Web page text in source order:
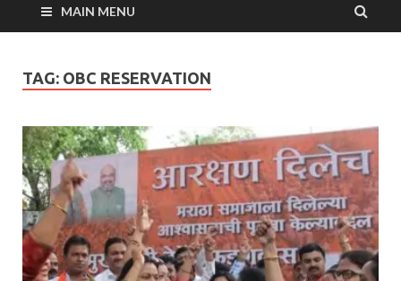
MAIN MENU
TAG: OBC RESERVATION